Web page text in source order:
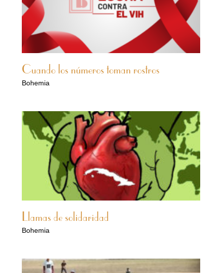
Cuando los números toman rostros
Bohemia
Llamas de solidaridad
Bohemia